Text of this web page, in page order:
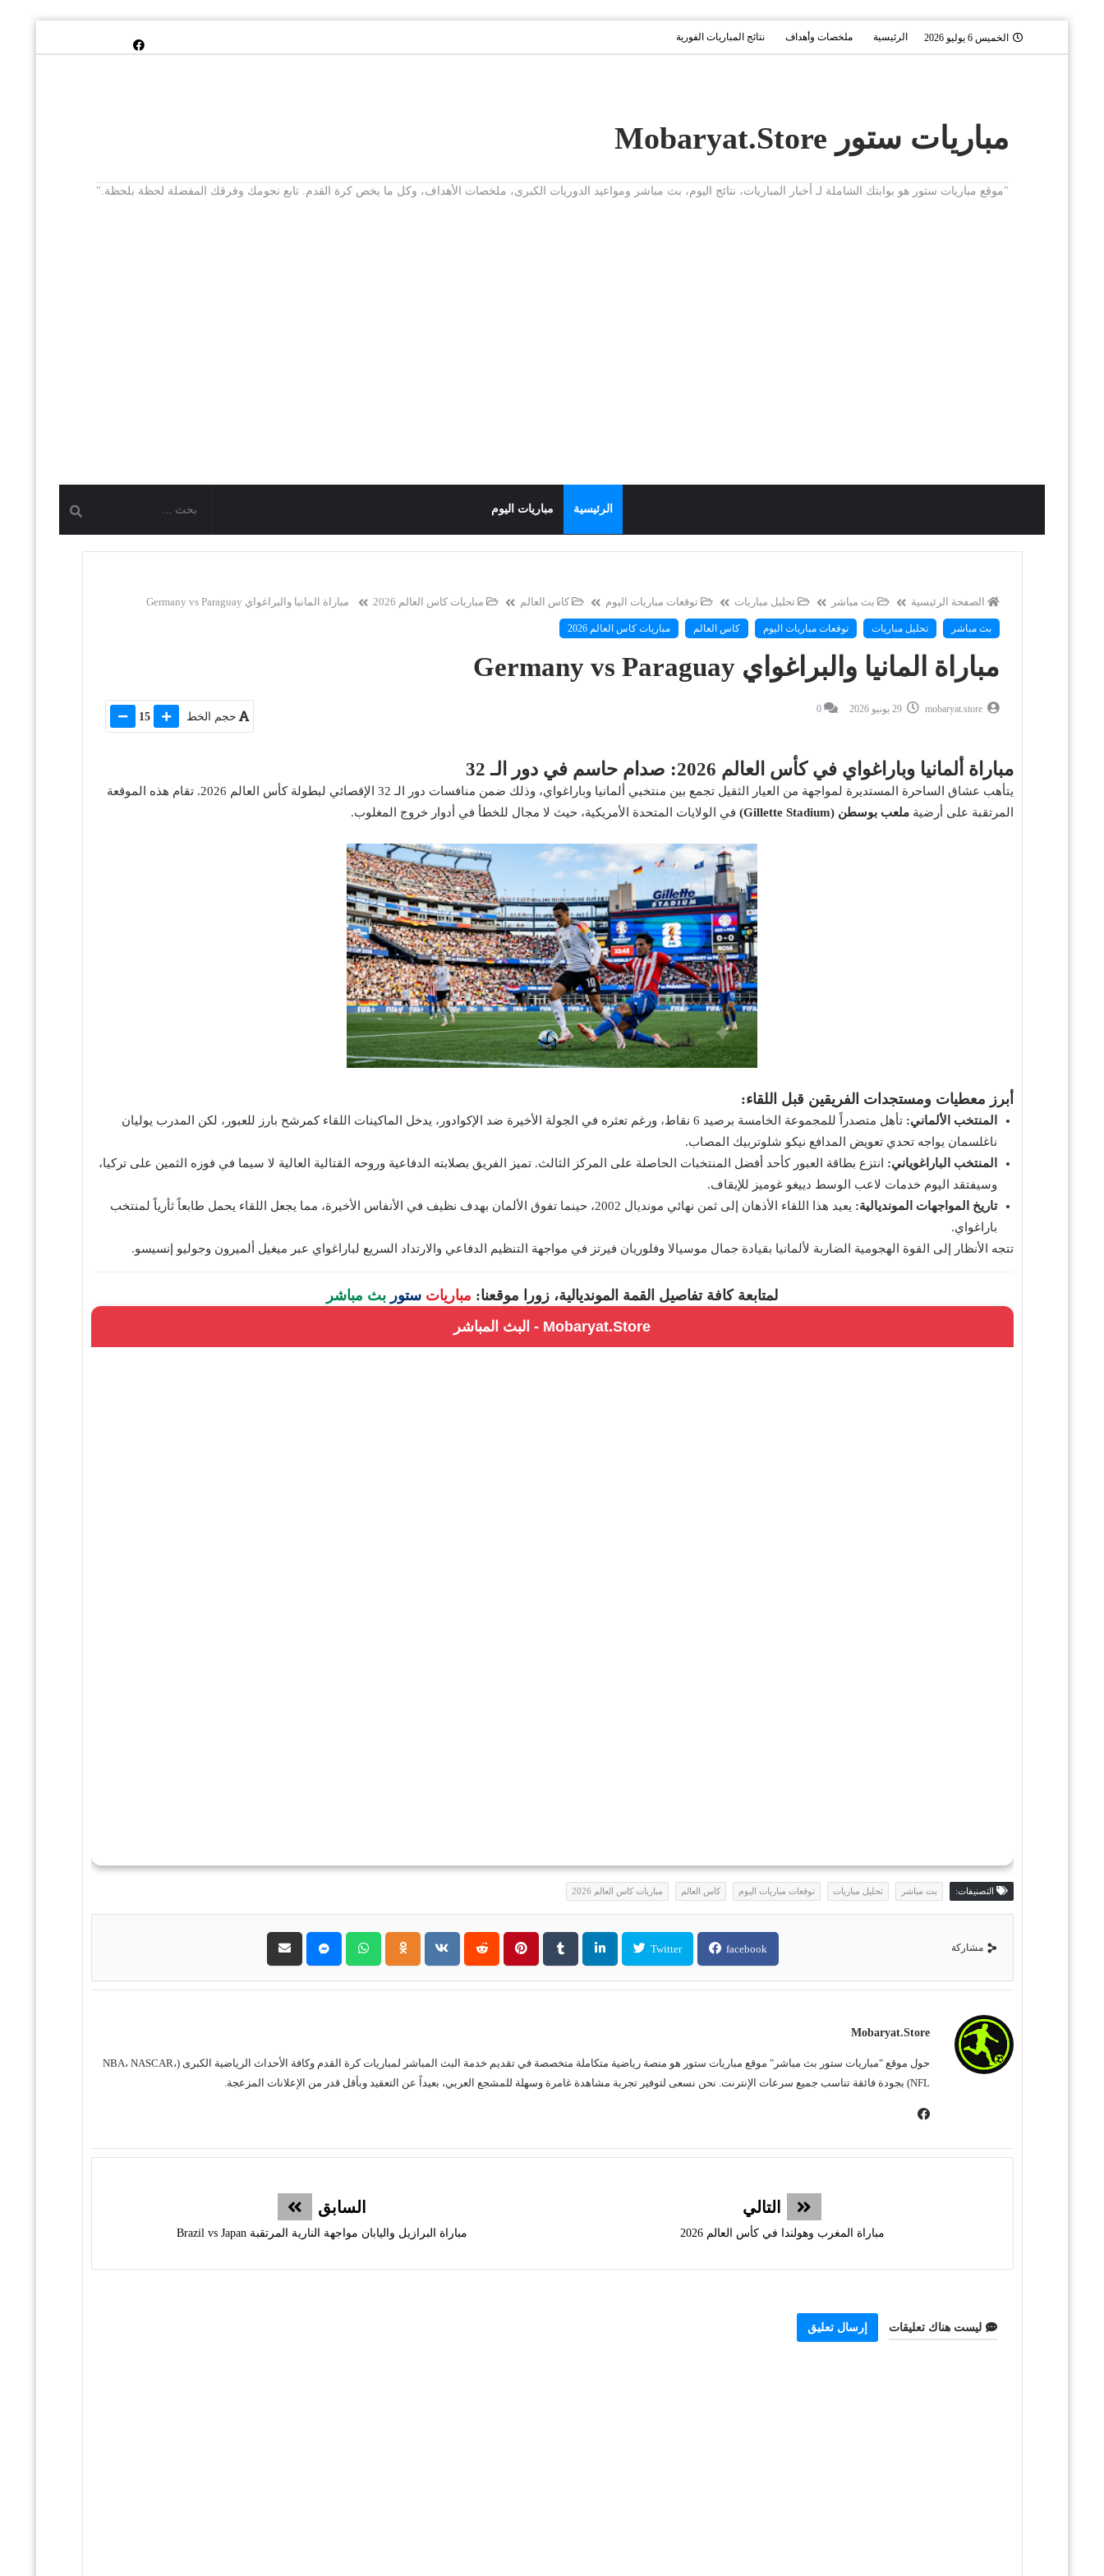
الخميس 6 يوليو 2026 الرئيسية ملخصات وأهداف نتائج المباريات الفورية
مباريات ستور Mobaryat.Store
"موقع مباريات ستور هو بوابتك الشاملة لـ أخبار المباريات، نتائج اليوم، بث مباشر ومواعيد الدوريات الكبرى، ملخصات الأهداف، وكل ما يخص كرة القدم. تابع نجومك وفرقك المفضلة لحظة بلحظة."
الرئيسية مباريات اليوم
الصفحة الرئيسية بث مباشر تحليل مباريات توقعات مباريات اليوم كاس العالم مباريات كاس العالم 2026 مباراة المانيا والبراغواي Germany vs Paraguay
بث مباشر تحليل مباريات توقعات مباريات اليوم كاس العالم مباريات كاس العالم 2026
مباراة المانيا والبراغواي Germany vs Paraguay
mobaryat.store 29 يونيو 2026 0
حجم الخط 15
مباراة ألمانيا وباراغواي في كأس العالم 2026: صدام حاسم في دور الـ 32
يتأهب عشاق الساحرة المستديرة لمواجهة من العيار الثقيل تجمع بين منتخبي ألمانيا وباراغواي، وذلك ضمن منافسات دور الـ 32 الإقصائي لبطولة كأس العالم 2026. تقام هذه الموقعة
المرتقبة على أرضيةملعب بوسطن (Gillette Stadium) في الولايات المتحدة الأمريكية، حيث لا مجال للخطأ في أدوار خروج المغلوب.
أبرز معطيات ومستجدات الفريقين قبل اللقاء:
المنتخب الألماني:
تأهل متصدراً للمجموعة الخامسة برصيد 6 نقاط، ورغم تعثره في الجولة الأخيرة ضد الإكوادور، يدخل الماكينات اللقاء كمرشح بارز للعبور، لكن المدرب يوليان
ناغلسمان يواجه تحدي تعويض المدافع نيكو شلوتربيك المصاب.
المنتخب الباراغوياني: انتزع بطاقة العبور كأحد أفضل المنتخبات الحاصلة على المركز الثالث. تميز الفريق بصلابته الدفاعية وروحه القتالية العالية لا سيما في فوزه الثمين على تركيا،
وسيفتقد اليوم خدمات لاعب الوسط دييغو غوميز للإيقاف.
تاريخ المواجهات المونديالية:
يعيد هذا اللقاء الأذهان إلى ثمن نهائي مونديال 2002، حينما تفوق الألمان بهدف نظيف في الأنفاس الأخيرة، مما يجعل اللقاء يحمل طابعاً ثأرياً لمنتخب
باراغواي.
تتجه الأنظار إلى القوة الهجومية الضاربة لألمانيا بقيادة جمال موسيالا وفلوريان فيرتز في مواجهة التنظيم الدفاعي والارتداد السريع لباراغواي عبر ميغيل ألميرون وجوليو إنسيسو.
لمتابعة كافة تفاصيل القمة المونديالية، زورا موقعنا: مباريات ستور بث مباشر
Mobaryat.Store - البث المباشر
التصنيفات: بث مباشر تحليل مباريات توقعات مباريات اليوم كاس العالم مباريات كاس العالم 2026
مشاركة facebook
Twitter
Mobaryat.store
حول موقع "مباريات ستور بث مباشر" موقع مباريات ستور هو منصة رياضية متكاملة متخصصة في تقديم خدمة البث المباشر لمباريات كرة القدم وكافة الأحداث الرياضية الكبرى (NBA، NASCAR،
NFL) بجودة فائقة تناسب جميع سرعات الإنترنت. نحن نسعى لتوفير تجربة مشاهدة غامرة وسهلة للمشجع العربي، بعيداً عن التعقيد وبأقل قدر من الإعلانات المزعجة.
التالي
مباراة المغرب وهولندا في كأس العالم 2026
السابق
مباراة البرازيل واليابان مواجهة النارية المرتقبة Brazil vs Japan
ليست هناك تعليقات إرسال تعليق